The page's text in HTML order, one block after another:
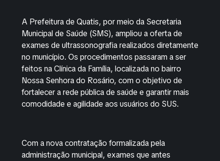
A Prefeitura de Quatis, por meio da Secretaria
Municipal de Saúde (SMS), ampliou a oferta de
exames de ultrassonografia realizados diretamente
no município. Os procedimentos passaram a ser
feitos na Clínica da Família, localizada no bairro
Nossa Senhora do Rosário, com o objetivo de
fortalecer a rede pública de saúde e garantir mais
comodidade e agilidade aos usuários do SUS.
Com a nova contratação formalizada pela
administração municipal, exames que antes